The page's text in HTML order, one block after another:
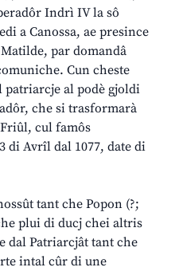
Indrì IV la sô
a Canossa, ae presince
par domandâ
Cun cheste
al podè gjoldi
che si trasformarà
cul famôs
di Avrîl dal 1077, date di
tant che Popon (?;
plui di ducj chei altris
dal Patriarcjât tant che
intal cûr di une